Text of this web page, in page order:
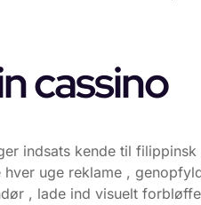
cassino
indsats kende til
uge reklame ,
, lade ind visuelt